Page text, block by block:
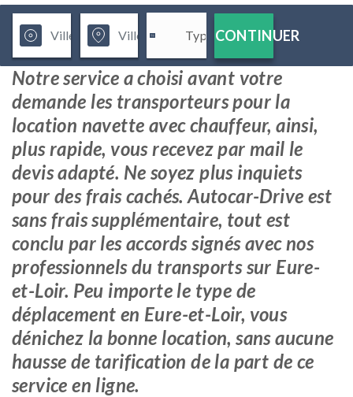
CONTINUER
Notre service a choisi avant votre
demande les transporteurs pour la
location navette avec chauffeur, ainsi,
plus rapide, vous recevez par mail le
devis adapté. Ne soyez plus inquiets
pour des frais cachés. Autocar-Drive est
sans frais supplémentaire, tout est
conclu par les accords signés avec nos
professionnels du transports sur Eure-
et-Loir. Peu importe le type de
déplacement en Eure-et-Loir, vous
dénichez la bonne location, sans aucune
hausse de tarification de la part de ce
service en ligne.